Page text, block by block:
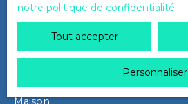
Type d'offre
Maison
Type de bien
notre politique de confidentialité.
Tout accepter
Personnaliser